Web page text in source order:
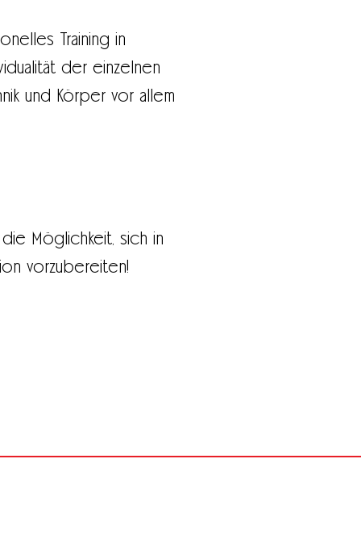
Training in
der einzelnen
und Körper vor allem
Möglichkeit, sich in
vorzubereiten!